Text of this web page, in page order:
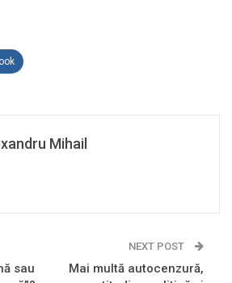
Mihail
sau
NEXT POST
Mai multă autocenzură,